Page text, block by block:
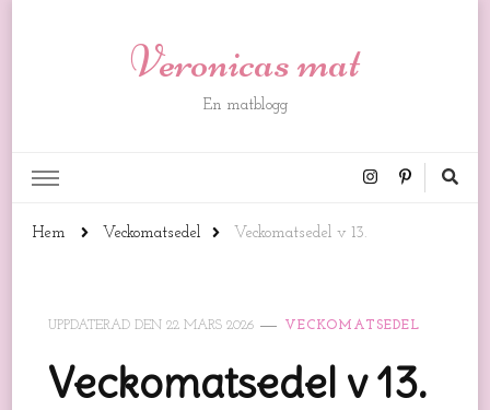
Veronicas mat
En matblogg
Hem Veckomatsedel Veckomatsedel v 13.
UPPDATERAD DEN 22 MARS 2026 VECKOMATSEDEL
Veckomatsedel v 13.